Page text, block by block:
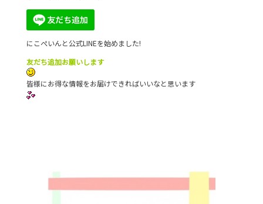
にこぺいんと公式LINEを始めました!
友だち追加お願いします
皆様にお得な情報をお届けできればいいなと思います